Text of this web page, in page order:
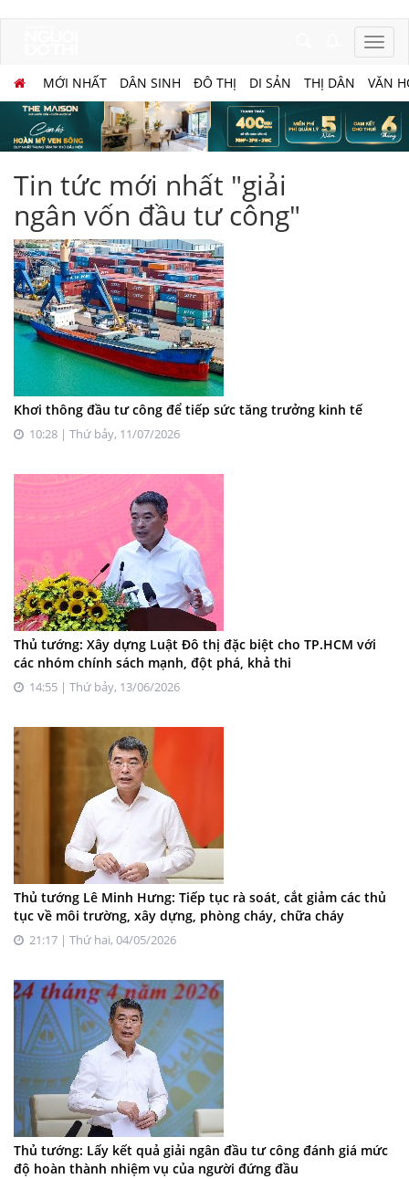
MỚI NHẤT DÂN SINH ĐÔ THỊ DI SẢN THỊ DÂN VĂN
Tin tức mới nhất "giải
ngân vốn đầu tư công"
Khơi thông đầu tư công để tiếp sức tăng trưởng kinh tế
10:28 | Thứ bảy, 11/07/2026
Thủ tướng: Xây dựng Luật Đô thị đặc biệt cho TP.HCM với
các nhóm chính sách mạnh, đột phá, khả thi
14:55 | Thứ bảy, 13/06/2026
Thủ tướng Lê Minh Hưng: Tiếp tục rà soát, cắt giảm các thủ
tục về môi trường, xây dựng, phòng cháy, chữa cháy
21:17 | Thứ hai, 04/05/2026
Thủ tướng: Lấy kết quả giải ngân đầu tư công đánh giá mức
độ hoàn thành nhiệm vụ của người đứng đầu